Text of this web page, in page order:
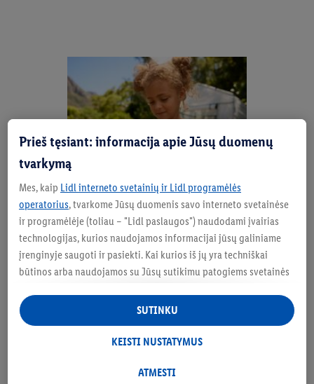
1 žingsnis: sėjimas
Sėkite sėklas į daiginimo lovelius arba atskirus
vazonėlius su 4–5 cm daiginimo žemės. Kiekvienai
sėklai iškaskite atskirą 1 cm gylio duobutę, kurią vėliau
užberkite žemėmis. Sėkloms reikia daug šviesos, kelis
kambario temperatūros. Palangė puikiai tinka sėjai.
Prieš tęsiant: informacija apie Jūsų duomenų
tvarkymą
Mes, kaip Lidl interneto svetainių ir Lidl programėlės
operatorius, tvarkome Jūsų duomenis savo interneto svetainėse
ir programėlėje (toliau – "Lidl paslaugos") naudodami įvairias
technologijas, kurios naudojamos informacijai jūsų galiniame
įrenginyje saugoti ir pasiekti. Kai kurios iš jų yra techniškai
būtinos arba naudojamos su Jūsų sutikimu patogiems svetainės
personalizuotoms reklamos priemonėms Lidl paslaugose ir už
jų ribų. Jei esate "Lidl Plus" programos dalyvis, šiais tikslais taip
pat tvarkomi duomenys apie Jūsų elgesį apsiperkant
Skiltyje "Keisti nustatymus" galite leisti individualius tikslus ir
ATMESTI
KEISTI NUSTATYMUS
SUTINKU